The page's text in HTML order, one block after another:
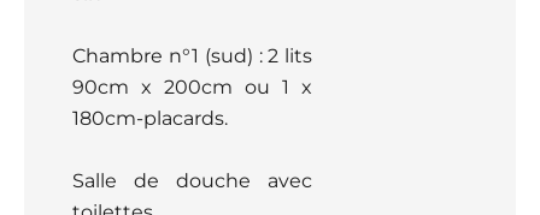
Chambre n°1 (sud) : 2 lits
90cm x 200cm ou 1 x
180cm-placards.
Salle de douche avec